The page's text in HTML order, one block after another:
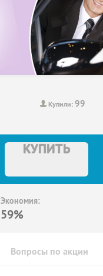
Купили:99
КУПИТЬ
Экономия:
59%
Вопросы по акции